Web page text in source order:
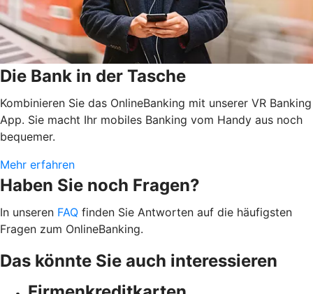
Die Bank in der Tasche
Kombinieren Sie das OnlineBanking mit unserer VR Banking
App. Sie macht Ihr mobiles Banking vom Handy aus noch
bequemer.
Mehr erfahren
Haben Sie noch Fragen?
In unseren FAQ finden Sie Antworten auf die häufigsten
Fragen zum OnlineBanking.
Das könnte Sie auch interessieren